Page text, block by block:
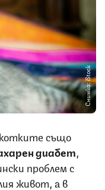
Снимка: iStock
също
диабет
проблем с
живот, а в